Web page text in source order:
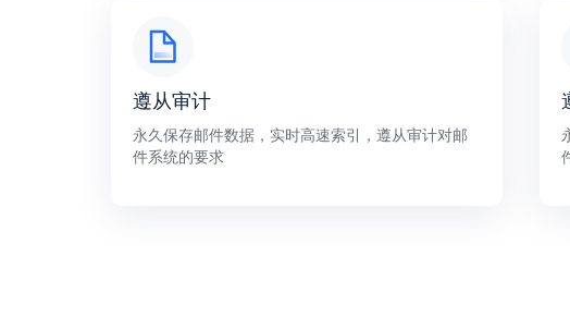
遵从审计
永久保存邮件数据，实时高速索引，遵从审计对邮
件系统的要求